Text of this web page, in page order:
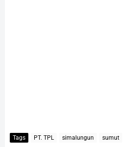
Tags PT. TPL simalungun sumut